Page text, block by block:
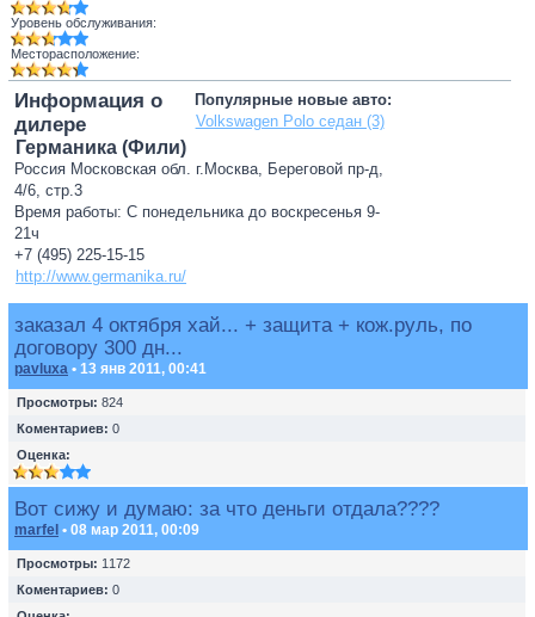
Уровень обслуживания:
Месторасположение:
Популярные новые авто:
Volkswagen Polo седан (3)
Информация о
дилере
Германика (Фили)
Россия Московская обл. г.Москва, Береговой пр-д,
4/6, стр.3
Время работы: С понедельника до воскресенья 9-
21ч
+7 (495) 225-15-15
http://www.germanika.ru/
заказал 4 октября хай... + защита + кож.руль, по
договору 300 дн...
pavluxa • 13 янв 2011, 00:41
Просмотры: 824
Коментариев: 0
Оценка:
Вот сижу и думаю: за что деньги отдала????
marfel • 08 мар 2011, 00:09
Просмотры: 1172
Коментариев: 0